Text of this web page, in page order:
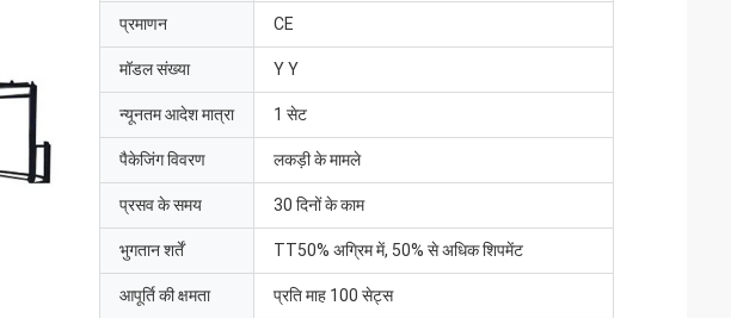
प्रमाणन CE
मॉडल संख्या Y Y
न्यूनतम आदेश मात्रा 1 सेट
पैकेजिंग विवरण लकड़ी के मामले
प्रसव के समय 30 दिनों के काम
भुगतान शर्तें TT50% अग्रिम में, 50% से अधिक शिपमेंट
आपूर्ति की क्षमता प्रति माह 100 सेट्स